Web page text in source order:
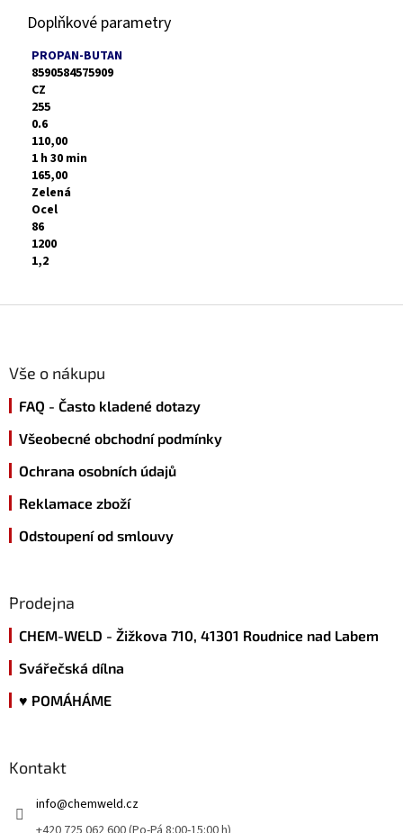
Doplňkové parametry
PROPAN-BUTAN
8590584575909
CZ
255
0.6
110,00
1 h 30 min
165,00
Zelená
Ocel
86
1200
1,2
Vše o nákupu
FAQ - Často kladené dotazy
Všeobecné obchodní podmínky
Ochrana osobních údajů
Reklamace zboží
Odstoupení od smlouvy
Prodejna
CHEM-WELD - Žižkova 710, 41301 Roudnice nad Labem
Svářečská dílna
♥ POMÁHÁME
Kontakt
info@chemweld.cz